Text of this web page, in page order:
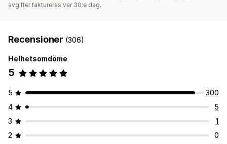
avgifter faktureras var 30:e dag.
Recensioner (306)
Helhetsomdöme
5
5
300
4
5
3
1
2
0